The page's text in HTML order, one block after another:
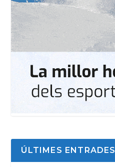
ÚLTIMES ENTRADES